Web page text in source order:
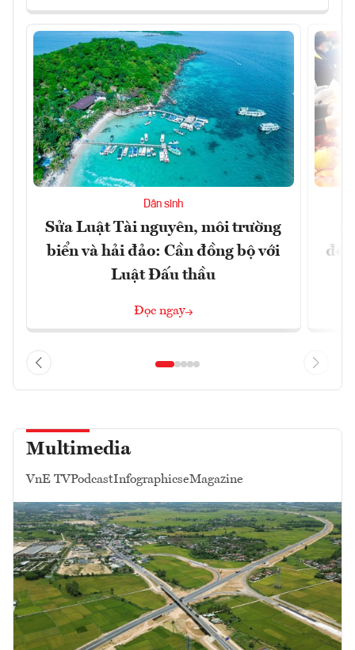
Dân sinh
Sửa Luật Tài nguyên, môi trường
biển và hải đảo: Cần đồng bộ với
Luật Đấu thầu
Đọc ngay
Multimedia
VnE TVPodcastInfographicseMagazine